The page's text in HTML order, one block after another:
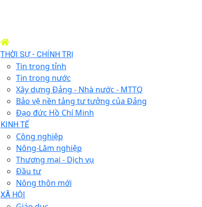
THỜI SỰ - CHÍNH TRỊ
Tin trong tỉnh
Tin trong nước
Xây dựng Đảng - Nhà nước - MTTQ
Bảo vệ nền tảng tư tưởng của Đảng
Đạo đức Hồ Chí Minh
KINH TẾ
Công nghiệp
Nông-Lâm nghiệp
Thương mại - Dịch vụ
Đầu tư
Nông thôn mới
XÃ HỘI